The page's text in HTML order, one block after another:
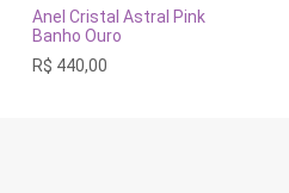
VER OPÇÕES
tem
várias
As
Anel Cristal Astral Pink
Banho Ouro
R$ 440,00